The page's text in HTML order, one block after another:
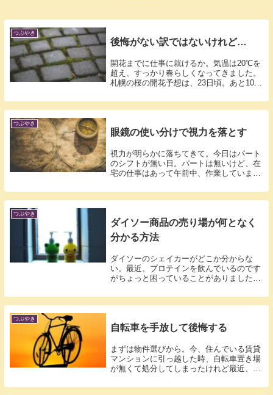
つぶやき
後悔がない訳ではないけれど…
開花までに仕事に就けるか。気温は20℃を
超え、すっかり春らしくなってきました。
札幌の桜の開花予想は、23日頃。あと10
つぶやき
眼鏡の使い分けで視力を落とす
視力が明らかに落ちてきて。今日はパート
のシフトが無い日。パートは無いけど、在
宅の仕事はあって午前中、作業していまし
つぶやき
ダイソー商品の売り場が何となく
分かる方法
ダイソーのシェイカーがどこか分からな
い。最近、プロテインを飲んでいるのです
がちょっと困っていることがありました。
つぶやき
自転車を手放して後悔する
まずは物件選びから。今、住んでいる賃貸
マンションに引っ越した時、自転車置き場
が無くて処分してしまったけれど最近、ち